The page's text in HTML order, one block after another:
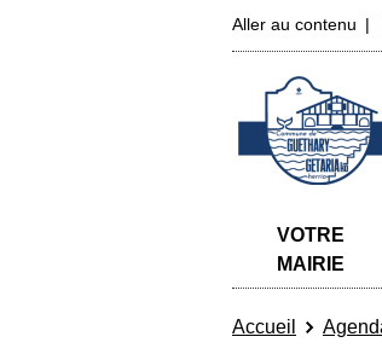
Aller au contenu
VOTRE
MAIRIE
Accueil